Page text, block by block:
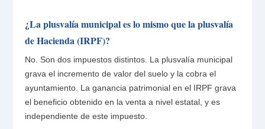
¿La plusvalía municipal es lo mismo que la plusvalía
de Hacienda (IRPF)?
No. Son dos impuestos distintos. La plusvalía municipal
grava el incremento de valor del suelo y la cobra el
ayuntamiento. La ganancia patrimonial en el IRPF grava
el beneficio obtenido en la venta a nivel estatal, y es
independiente de este impuesto.